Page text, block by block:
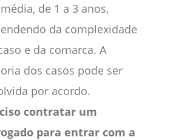
de 1 a 3 anos,
da complexidade
e da comarca. A
dos casos pode ser
por acordo.
contratar um
para entrar com a